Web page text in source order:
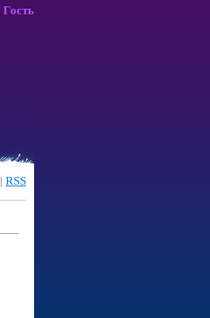
Гость
| RSS